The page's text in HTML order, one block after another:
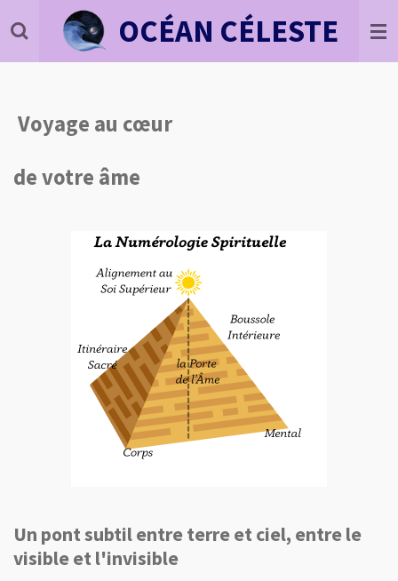
au
OCÉAN CÉLESTE
Voyage au cœur
de votre âme
Un pont subtil entre terre et ciel, entre le
visible et l'invisible